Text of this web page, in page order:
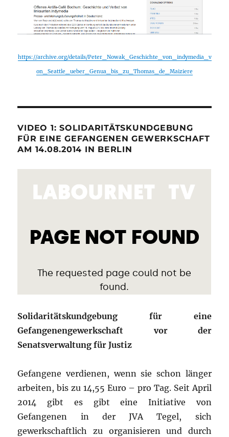
https://archive.org/details/Peter_Nowak_Geschichte_von_indymedia_v
on_Seattle_ueber_Genua_bis_zu_Thomas_de_Maiziere
VIDEO 1: SOLIDARITÄTSKUNDGEBUNG
FÜR EINE GEFANGENEN GEWERKSCHAFT
AM 14.08.2014 IN BERLIN
Solidaritätskundgebung für eine
Gefangenengewerkschaft vor der
Senatsverwaltung für Justiz
Gefangene verdienen, wenn sie schon länger
arbeiten, bis zu 14,55 Euro – pro Tag. Seit April
2014 gibt es gibt eine Initiative von
Gefangenen in der JVA Tegel, sich
gewerkschaftlich zu organisieren und durch